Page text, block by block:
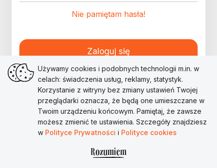
Nie pamiętam hasła!
Zaloguj się
Używamy cookies i podobnych technologii m.in. w
celach: świadczenia usług, reklamy, statystyk.
Korzystanie z witryny bez zmiany ustawień Twojej
przeglądarki oznacza, że będą one umieszczane w
Twoim urządzeniu końcowym. Pamiętaj, że zawsze
możesz zmienić te ustawienia. Szczegóły znajdziesz
w Polityce Prywatności i Polityce cookies
Rozumiem